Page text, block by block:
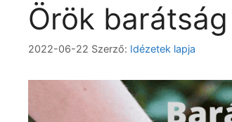
Örök
2022-06-22 Szerző: Idézetek lapja